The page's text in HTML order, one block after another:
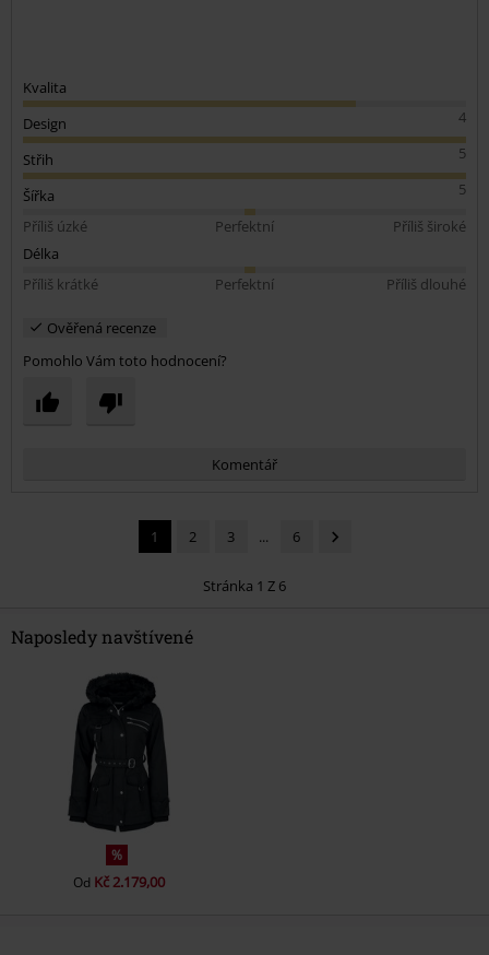
Kvalita
4
Design
5
Střih
5
Šířka
Příliš úzké
Perfektní
Příliš široké
Délka
Příliš krátké
Perfektní Příliš dlouhé
Ověřená recenze
Pomohlo Vám toto hodnocení?
Komentář
Odeslat komentář
1 2 3 ... 6
Stránka 1 Z 6
Naposledy navštívené
%
Od Kč 2.179,00